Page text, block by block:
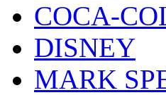
COCA-
DISNEY
MARK